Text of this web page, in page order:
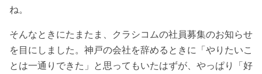
ね。
そんなときにたまたま、クラシコムの社員募集のお知らせ
を目にしました。神戸の会社を辞めるときに「やりたいこ
とは一通りできた」と思ってもいたはずが、やっぱり「好